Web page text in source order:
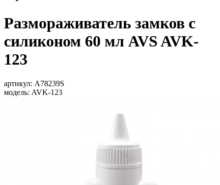
Размораживатель замков с
силиконом 60 мл AVS AVK-
123
артикул: A78239S
модель: AVK-123